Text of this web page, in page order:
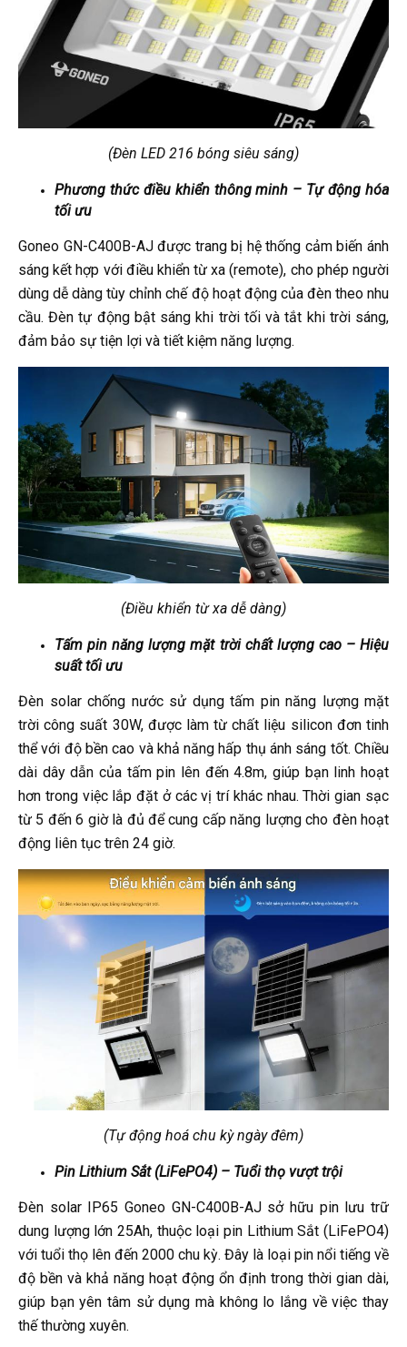
(Đèn LED 216 bóng siêu sáng)
Phương thức điều khiển thông minh – Tự động hóa
tối ưu
Goneo GN-C400B-AJ được trang bị hệ thống cảm biến ánh
sáng kết hợp với điều khiển từ xa (remote), cho phép người
dùng dễ dàng tùy chỉnh chế độ hoạt động của đèn theo nhu
cầu. Đèn tự động bật sáng khi trời tối và tắt khi trời sáng,
đảm bảo sự tiện lợi và tiết kiệm năng lượng.
(Điều khiển từ xa dễ dàng)
Tấm pin năng lượng mặt trời chất lượng cao – Hiệu
suất tối ưu
Đèn solar chống nước sử dụng tấm pin năng lượng mặt
trời công suất 30W, được làm từ chất liệu silicon đơn tinh
thể với độ bền cao và khả năng hấp thụ ánh sáng tốt. Chiều
dài dây dẫn của tấm pin lên đến 4.8m, giúp bạn linh hoạt
hơn trong việc lắp đặt ở các vị trí khác nhau. Thời gian sạc
từ 5 đến 6 giờ là đủ để cung cấp năng lượng cho đèn hoạt
động liên tục trên 24 giờ.
(Tự động hoá chu kỳ ngày đêm)
Pin Lithium Sắt (LiFePO4) – Tuổi thọ vượt trội
Đèn solar IP65 Goneo GN-C400B-AJ sở hữu pin lưu trữ
dung lượng lớn 25Ah, thuộc loại pin Lithium Sắt (LiFePO4)
với tuổi thọ lên đến 2000 chu kỳ. Đây là loại pin nổi tiếng về
độ bền và khả năng hoạt động ổn định trong thời gian dài,
giúp bạn yên tâm sử dụng mà không lo lắng về việc thay
thế thường xuyên.